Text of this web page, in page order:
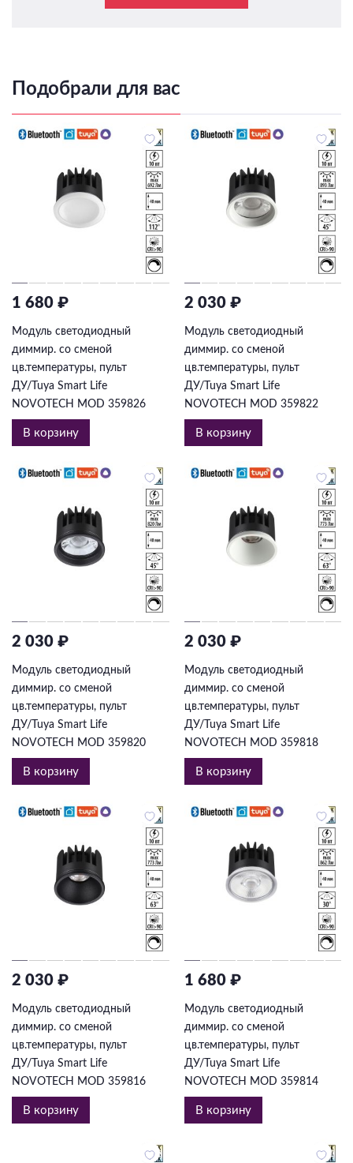
Подобрали для вас
1 680 ₽
Модуль светодиодный
диммир. со сменой
цв.температуры, пульт
ДУ/Tuya Smart Life
NOVOTECH MOD 359826
В корзину
2 030 ₽
Модуль светодиодный
диммир. со сменой
цв.температуры, пульт
ДУ/Tuya Smart Life
NOVOTECH MOD 359822
В корзину
2 030 ₽
Модуль светодиодный
диммир. со сменой
цв.температуры, пульт
ДУ/Tuya Smart Life
NOVOTECH MOD 359820
В корзину
2 030 ₽
Модуль светодиодный
диммир. со сменой
цв.температуры, пульт
ДУ/Tuya Smart Life
NOVOTECH MOD 359818
В корзину
2 030 ₽
Модуль светодиодный
диммир. со сменой
цв.температуры, пульт
ДУ/Tuya Smart Life
NOVOTECH MOD 359816
В корзину
1 680 ₽
Модуль светодиодный
диммир. со сменой
цв.температуры, пульт
ДУ/Tuya Smart Life
NOVOTECH MOD 359814
В корзину